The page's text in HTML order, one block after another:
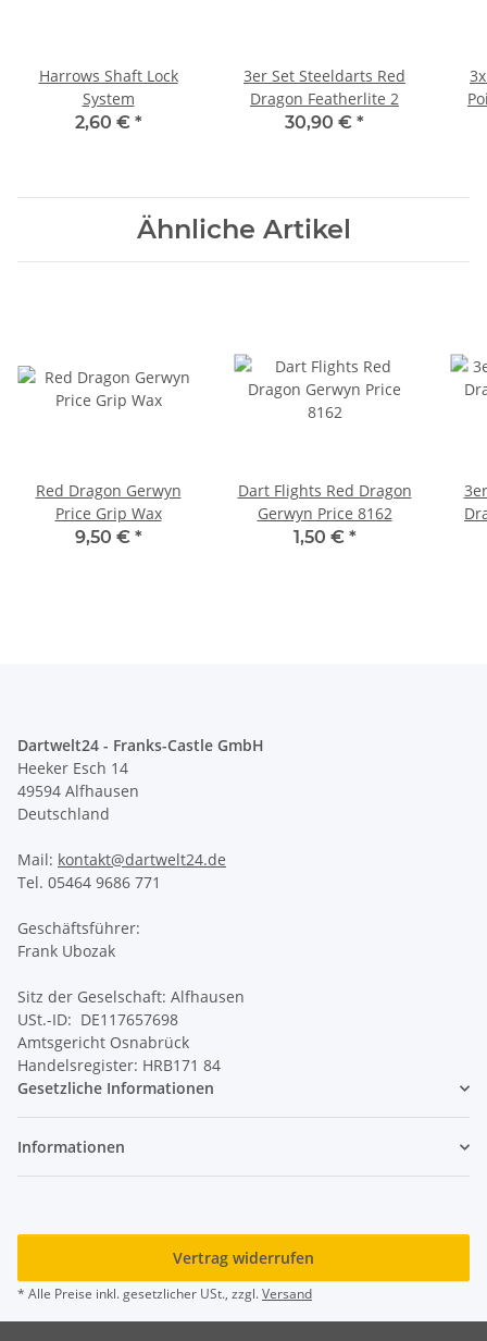
Harrows Shaft Lock
System
2,60 € *
3er Set Steeldarts Red
Dragon Featherlite 2
30,90 € *
Ähnliche Artikel
Red Dragon Gerwyn
Price Grip Wax
9,50 € *
Dart Flights Red Dragon
Gerwyn Price 8162
1,50 € *
Dartwelt24 - Franks-Castle GmbH
Heeker Esch 14
49594 Alfhausen
Deutschland
Mail: kontakt@dartwelt24.de
Tel. 05464 9686 771
Geschäftsführer:
Frank Ubozak
Sitz der Geselschaft: Alfhausen
USt.-ID: DE117657698
Amtsgericht Osnabrück
Handelsregister: HRB171 84
Gesetzliche Informationen
Informationen
Vertrag widerrufen
* Alle Preise inkl. gesetzlicher USt., zzgl.Versand